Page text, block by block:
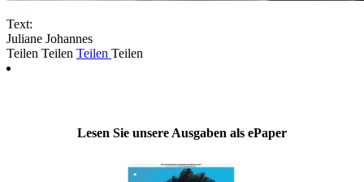
Text:
Juliane Johannes
Teilen Teilen Teilen Teilen
Lesen Sie unsere Ausgaben als ePaper